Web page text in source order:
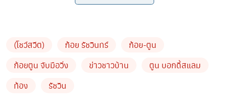
(โชว์สวีต) ก้อย รัชวินทร์
ก้อย-ตูน
ก้อยตูน จับมือวิ่ง
ข่าวชาวบ้าน
ตูน บอกดี้สแลม
ท้อง
รัชวิน